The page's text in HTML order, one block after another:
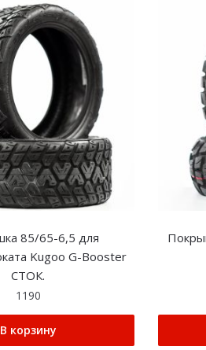
85/65-6,5 для
Kugoo G-Booster
СТОК.
1190
В корзину